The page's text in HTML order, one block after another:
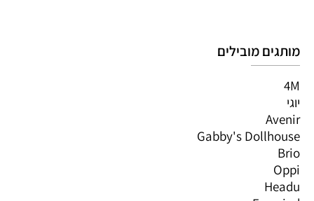
מותגים מובילים
4M
יוגי
Avenir
Gabby's Dollhouse
Brio
Oppi
Headu